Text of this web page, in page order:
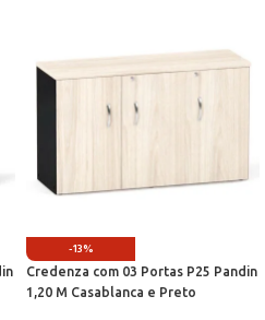
-13%
Credenza com 03 Portas P25 Pandin
1,20 M Casablanca e Preto